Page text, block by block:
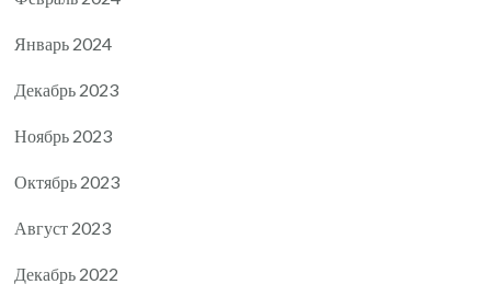
Январь 2024
Декабрь 2023
Ноябрь 2023
Октябрь 2023
Август 2023
Декабрь 2022